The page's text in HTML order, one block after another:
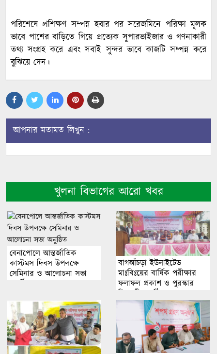
পরিশেষে প্রশিক্ষণ সম্পন্ন হবার পর সরেজমিনে পরিক্ষা মূলক
ভাবে পাশের বাড়িতে গিয়ে প্রত্যেক সুপারভাইজার ও গণনাকারী
তথ্য সংগ্রহ করে এবং সবাই সুন্দর ভাবে কাজটি সম্পন্ন করে
বুঝিয়ে দেন।
আপনার মতামত লিখুন :
খুলনা বিভাগের আরো খবর
বেনাপোলে আন্তর্জাতিক
কাস্টমস দিবস উপলক্ষে
সেমিনার ও আলোচনা সভা
অনুষ্ঠিত
বাগআঁচড়া ইউনাইটেড
মাঃবিঃয়ের বার্ষিক পরীক্ষার
ফলাফল প্রকাশ ও পুরস্কার
বিতরণী অনুষ্ঠিত।